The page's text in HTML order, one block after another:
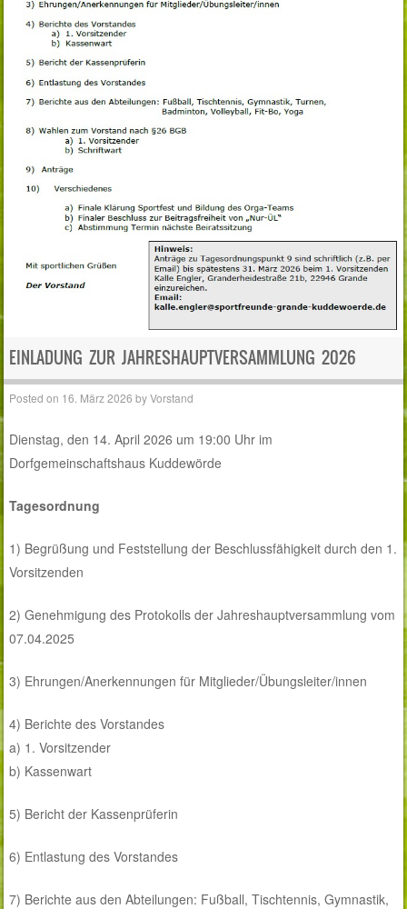
EINLADUNG ZUR JAHRESHAUPTVERSAMMLUNG 2026
Posted on 16. März 2026 byVorstand
Dienstag, den 14. April 2026 um 19:00 Uhr im
Dorfgemeinschaftshaus Kuddewörde
Tagesordnung
1) Begrüßung und Feststellung der Beschlussfähigkeit durch den 1.
Vorsitzenden
2) Genehmigung des Protokolls der Jahreshauptversammlung vom
07.04.2025
3) Ehrungen/Anerkennungen für Mitglieder/Übungsleiter/innen
4) Berichte des Vorstandes
a) 1. Vorsitzender
b) Kassenwart
5) Bericht der Kassenprüferin
6) Entlastung des Vorstandes
7) Berichte aus den Abteilungen: Fußball, Tischtennis, Gymnastik,